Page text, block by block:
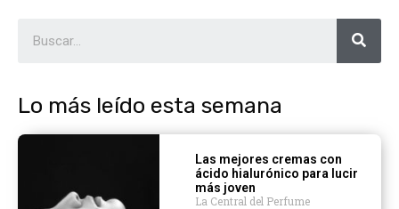
Lo más leído esta semana
Las mejores cremas con
ácido hialurónico para lucir
más joven
La Central del Perfume